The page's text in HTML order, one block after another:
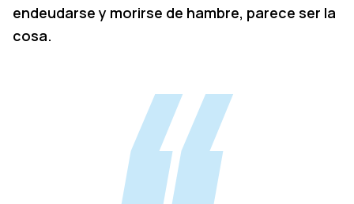
endeudarse y morirse de hambre, parece ser la
cosa.